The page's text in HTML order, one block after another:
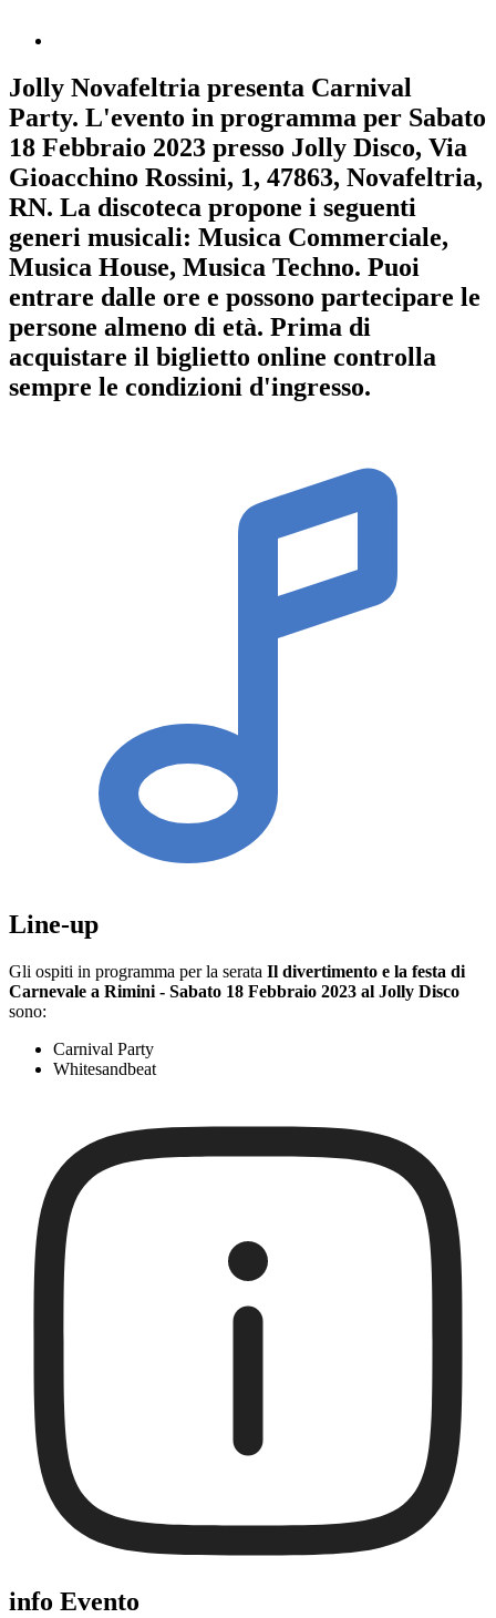
Jolly Novafeltria presenta Carnival
Party. L'evento in programma per Sabato
18 Febbraio 2023 presso Jolly Disco, Via
Gioacchino Rossini, 1, 47863, Novafeltria,
RN. La discoteca propone i seguenti
generi musicali: Musica Commerciale,
Musica House, Musica Techno. Puoi
entrare dalle ore e possono partecipare le
persone almeno di età. Prima di
acquistare il biglietto online controlla
sempre le condizioni d'ingresso.
Line-up
Gli ospiti in programma per la serata Il divertimento e la festa di
Carnevale a Rimini - Sabato 18 Febbraio 2023 al Jolly Disco
sono:
Carnival Party
Whitesandbeat
info Evento